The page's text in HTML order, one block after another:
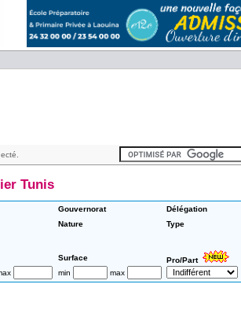
Tunis
Gouvernorat Délégation
Nature Type
Surface
Pro/Part
min max